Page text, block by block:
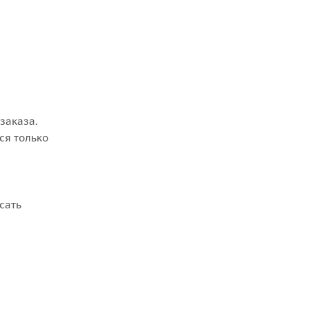
только